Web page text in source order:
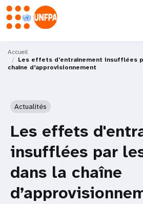
au
contenu
principal
M
a
Accueil
Les effets d'entraînement insufflées
chaîne d’approvisionnement
Actualités
Les effets
insufflées par
dans la chaîne